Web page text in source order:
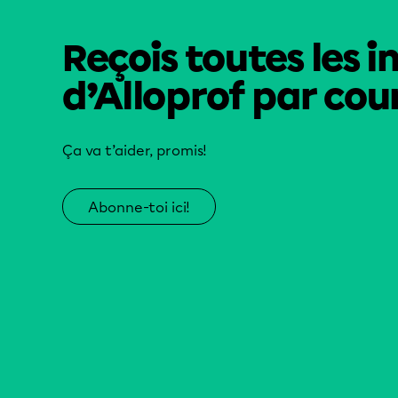
Reçois toutes les
d’Alloprof par
Ça va t’aider, promis!
Abonne-toi ici!